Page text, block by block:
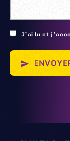
J’ai lu et
send